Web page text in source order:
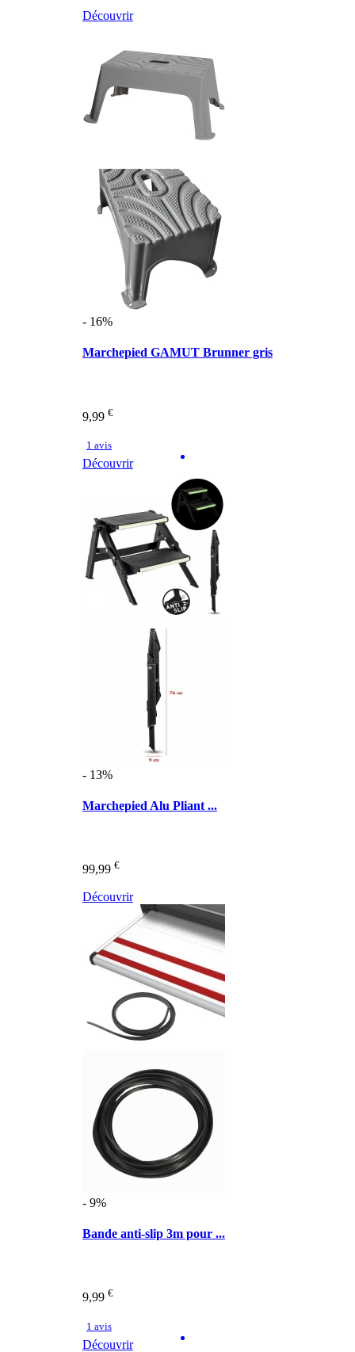
Découvrir
- 16%
Marchepied GAMUT Brunner gris
9,99 €
1 avis
Découvrir
- 13%
Marchepied Alu Pliant ...
99,99 €
Découvrir
- 9%
Bande anti-slip 3m pour ...
9,99 €
1 avis
Découvrir